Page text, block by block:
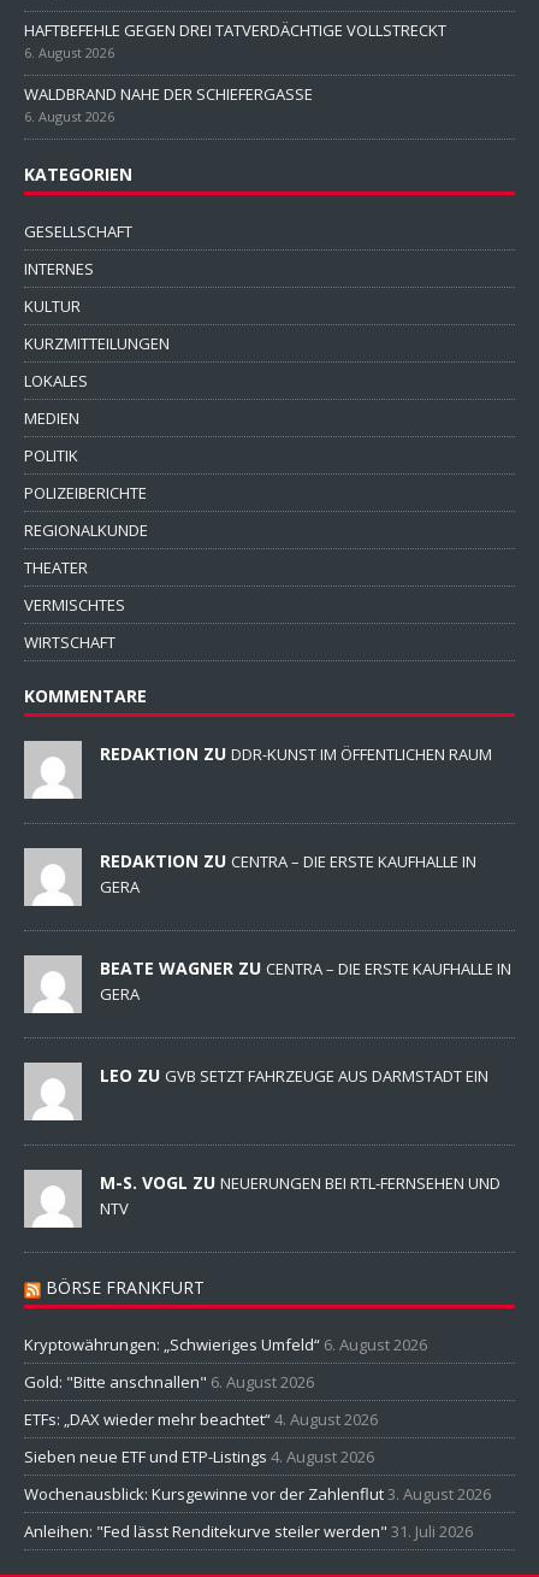
HAFTBEFEHLE GEGEN DREI TATVERDÄCHTIGE VOLLSTRECKT
6. August 2026
WALDBRAND NAHE DER SCHIEFERGASSE
6. August 2026
KATEGORIEN
GESELLSCHAFT
INTERNES
KULTUR
KURZMITTEILUNGEN
LOKALES
MEDIEN
POLITIK
POLIZEIBERICHTE
REGIONALKUNDE
THEATER
VERMISCHTES
WIRTSCHAFT
KOMMENTARE
REDAKTION ZU DDR-KUNST IM ÖFFENTLICHEN RAUM
REDAKTION ZU CENTRA – DIE ERSTE KAUFHALLE IN
GERA
BEATE WAGNER ZU CENTRA – DIE ERSTE KAUFHALLE IN
GERA
LEO ZU GVB SETZT FAHRZEUGE AUS DARMSTADT EIN
M-S. VOGL ZU NEUERUNGEN BEI RTL-FERNSEHEN UND
NTV
BÖRSE FRANKFURT
Kryptowährungen: „Schwieriges Umfeld“ 6. August 2026
Gold: "Bitte anschnallen" 6. August 2026
ETFs: „DAX wieder mehr beachtet“4. August 2026
Sieben neue ETF und ETP-Listings 4. August 2026
Wochenausblick: Kursgewinne vor der Zahlenflut3. August 2026
Anleihen: "Fed lässt Renditekurve steiler werden" 31. Juli 2026